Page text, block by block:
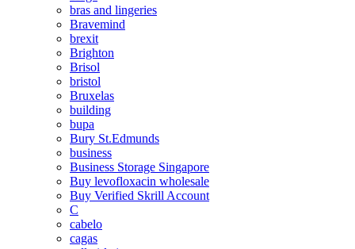
bras and lingeries
Bravemind
brexit
Brighton
Brisol
bristol
Bruxelas
building
bupa
Bury St.Edmunds
business
Business Storage Singapore
Buy levofloxacin wholesale
Buy Verified Skrill Account
C
cabelo
cagas